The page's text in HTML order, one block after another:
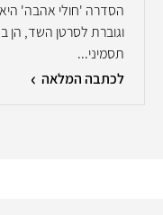
הסדרה 'חולי אהבה'
וגוברת לסרטן השד, הן
תסמיני...
לכתבה המלאה